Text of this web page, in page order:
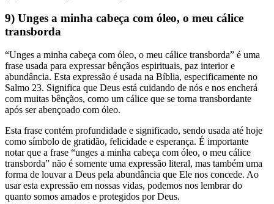
9) Unges a minha cabeça com óleo, o meu cálice
transborda
“Unges a minha cabeça com óleo, o meu cálice transborda” é uma
frase usada para expressar bênçãos espirituais, paz interior e
abundância. Esta expressão é usada na Bíblia, especificamente no
Salmo 23. Significa que Deus está cuidando de nós e nos encherá
com muitas bênçãos, como um cálice que se torna transbordante
após ser abençoado com óleo.
Esta frase contém profundidade e significado, sendo usada até hoje
como símbolo de gratidão, felicidade e esperança. É importante
notar que a frase “unges a minha cabeça com óleo, o meu cálice
transborda” não é somente uma expressão literal, mas também uma
forma de louvar a Deus pela abundância que Ele nos concede. Ao
usar esta expressão em nossas vidas, podemos nos lembrar do
quanto somos amados e protegidos por Deus.